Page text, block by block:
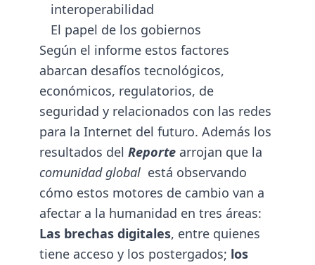
interoperabilidad
El papel de los gobiernos
Según el informe estos factores
abarcan desafíos tecnológicos,
económicos, regulatorios, de
seguridad y relacionados con las redes
para la Internet del futuro. Además los
resultados del Reporte arrojan que la
comunidad global está observando
cómo estos motores de cambio van a
afectar a la humanidad en tres áreas:
Las brechas digitales, entre quienes
tiene acceso y los postergados; los